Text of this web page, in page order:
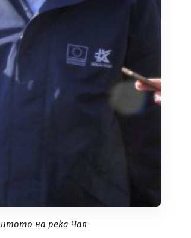
на река Чая